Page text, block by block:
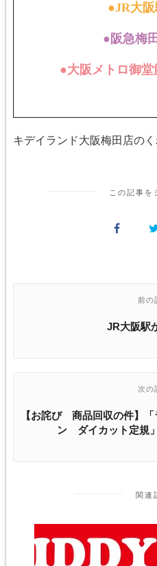
●JR大
●阪急梅
●大阪メトロ御
キデイランド大阪梅田店の
この記事を
前の
JR大阪駅
次の
【お詫び 商品回収の件】
ン ダイカット定規
関連